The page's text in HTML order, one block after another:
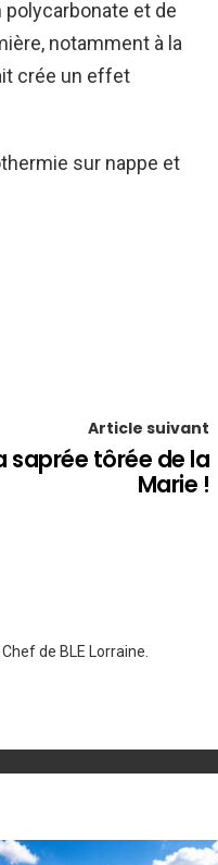
et de
notamment à la
crée un effet
sur nappe et
Article suivant
saprée tôrée de la
Marie !
de BLE Lorraine.